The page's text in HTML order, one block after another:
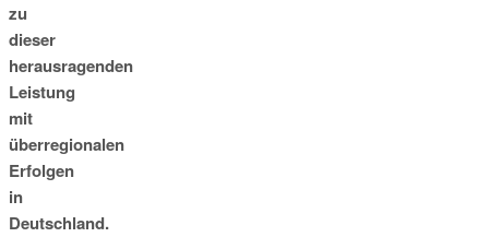
zu
dieser
herausragenden
Leistung
mit
überregionalen
Erfolgen
in
Deutschland.